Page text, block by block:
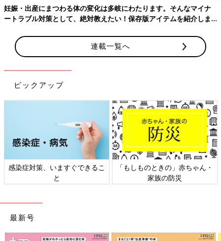
nene.さんは「ウールブレンドハット」を購入。こちらの帽子が
かわいすぎて、色違いでも買おうか迷っているとのこと。洗練さ
タイルやカジュアルスタイルにも合いそう♪ いろんなコーデに合
妊娠・出産にまつわる体の変化は多岐にわたります。そんなマイナ
ートラブル対策として、絶対教えたい！保存版アイテムを紹介しま
連載一覧へ
ピックアップ
感染症対策、いますぐできるこ
と
「もしものときの」赤ちゃん・
家族の防災
最新号